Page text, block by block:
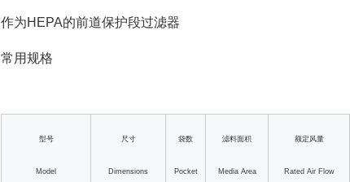
作为HEPA的前道保护段过滤器
常用规格
型号
Model
尺寸
Dimensions
袋数
Pocket
滤料面积
Media Area
额定风量
Rated Air Flow